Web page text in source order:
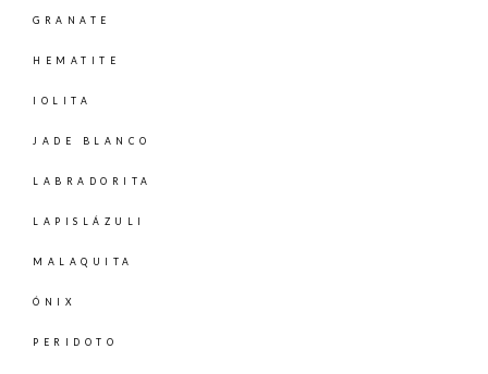
GRANATE
HEMATITE
IOLITA
JADE BLANCO
LABRADORITA
LAPISLÁZULI
MALAQUITA
ÓNIX
PERIDOTO